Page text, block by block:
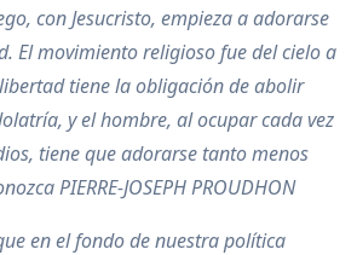
con Jesucristo, empieza a adorarse
El movimiento religioso fue del cielo a
tiene la obligación de abolir
y el hombre, al ocupar cada vez
tiene que adorarse tanto menos
PIERRE-JOSEPH PROUDHON
en el fondo de nuestra política